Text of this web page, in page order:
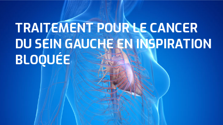
TRAITEMENT POUR LE CANCER
DU SEIN GAUCHE EN INSPIRATION
BLOQUÉE